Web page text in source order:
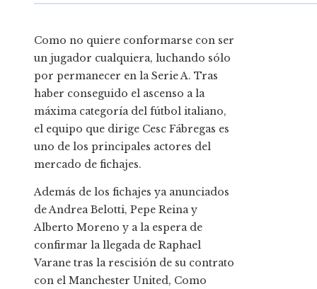
Como no quiere conformarse con ser
un jugador cualquiera, luchando sólo
por permanecer en la Serie A. Tras
haber conseguido el ascenso a la
máxima categoría del fútbol italiano,
el equipo que dirige Cesc Fábregas es
uno de los principales actores del
mercado de fichajes.
Además de los fichajes ya anunciados
de Andrea Belotti, Pepe Reina y
Alberto Moreno y a la espera de
confirmar la llegada de Raphael
Varane tras la rescisión de su contrato
con el Manchester United, Como